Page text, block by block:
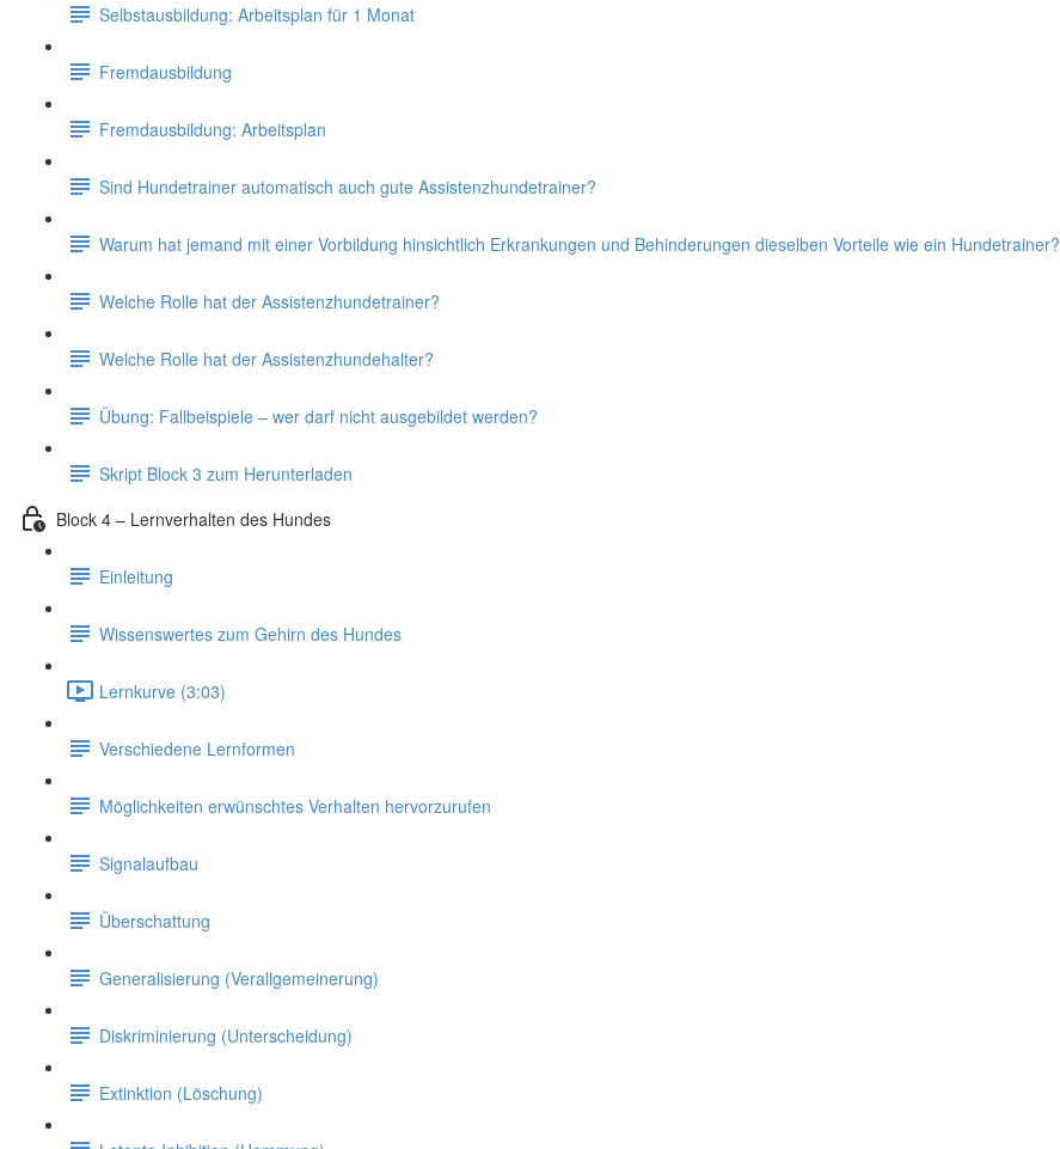
Selbstausbildung: Arbeitsplan für 1 Monat
Fremdausbildung
Fremdausbildung: Arbeitsplan
Sind Hundetrainer automatisch auch gute Assistenzhundetrainer?
Warum hat jemand mit einer Vorbildung hinsichtlich Erkrankungen und Behinderungen dieselben Vorteile wie ein Hundetrainer?
Welche Rolle hat der Assistenzhundetrainer?
Welche Rolle hat der Assistenzhundehalter?
Übung: Fallbeispiele – wer darf nicht ausgebildet werden?
Skript Block 3 zum Herunterladen
Block 4 – Lernverhalten des Hundes
Einleitung
Wissenswertes zum Gehirn des Hundes
Lernkurve (3:03)
Verschiedene Lernformen
Möglichkeiten erwünschtes Verhalten hervorzurufen
Signalaufbau
Überschattung
Generalisierung (Verallgemeinerung)
Diskriminierung (Unterscheidung)
Extinktion (Löschung)